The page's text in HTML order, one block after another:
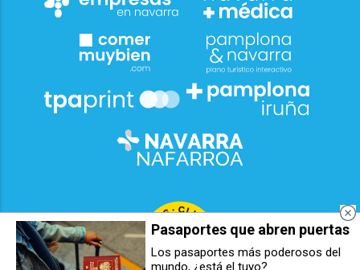
Pasaportes que abren puertas
Los pasaportes más poderosos del
mundo, ¿está el tuyo?